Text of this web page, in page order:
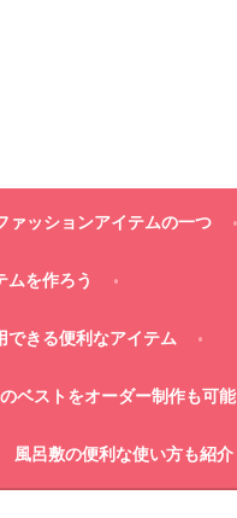
ァッションアイテムの一つ
ムを作ろう
できる便利なアイテム
ベストをオーダー制作も可能
風呂敷の便利な使い方も紹介